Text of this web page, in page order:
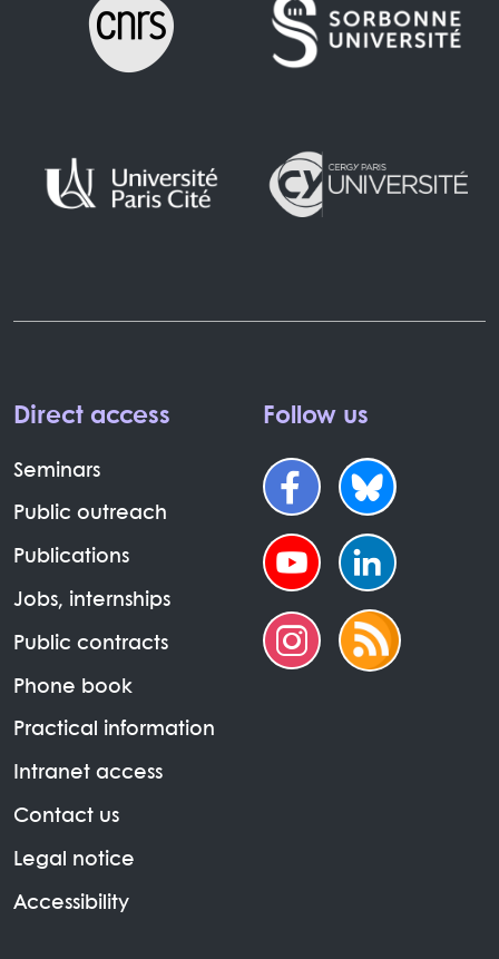
Direct access
Seminars
Public outreach
Publications
Jobs, internships
Public contracts
Phone book
Practical information
Intranet access
Contact us
Legal notice
Accessibility
Follow us